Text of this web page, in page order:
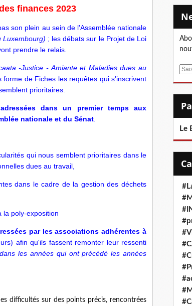
finances 2023
son plein au sein de l'Assemblée nationale
Luxembourg) ; les débats sur le Projet de Loi
prendre le relais.
-Justice - Amiante et Maladies dues au
de Fiches les requêtes qui s'inscrivent
prioritaires.
dans un premier temps aux
nationale et du Sénat
qui nous semblent prioritaires dans le
dues au travail,
dans le cadre de la gestion des déchets
la poly-exposition
par les associations adhérentes à
afin qu'ils fassent remonter leur ressenti
les années qui ont précédé les années
difficultés sur des points précis, rencontrées
E
Le